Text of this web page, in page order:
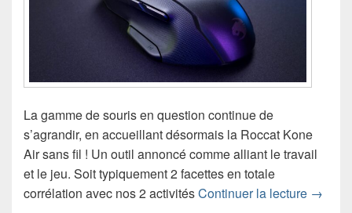
La gamme de souris en question continue de
s’agrandir, en accueillant désormais la Roccat Kone
Air sans fil ! Un outil annoncé comme alliant le travail
et le jeu. Soit typiquement 2 facettes en totale
corrélation avec nos 2 activitésContinuer la lecture →